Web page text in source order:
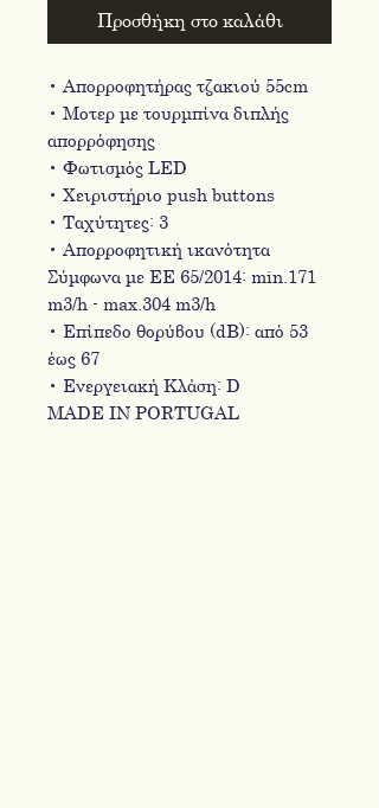
Προσθήκη στο καλάθι
• Aπορροφητήρας τζακιού 55cm
• Μοτερ με τουρμπίνα διπλής
απορρόφησης
• Φωτισμός LED
• Xειριστήριο push buttons
• Ταχύτητες: 3
• Απορροφητική ικανότητα
Σύμφωνα με ΕΕ 65/2014: min.171
m3/h - max.304 m3/h
• Επίπεδο θορύβου (dΒ): από 53
έως 67
• Ενεργειακή Κλάση: D
MADE IN PORTUGAL